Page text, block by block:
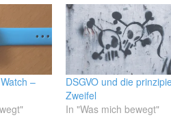
–
DSGVO und die
Zweifel
In "Was mich bewegt"